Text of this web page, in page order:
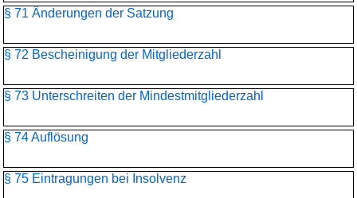
§ 71 Änderungen der Satzung
§ 72 Bescheinigung der Mitgliederzahl
§ 73 Unterschreiten der Mindestmitgliederzahl
§ 74 Auflösung
§ 75 Eintragungen bei Insolvenz